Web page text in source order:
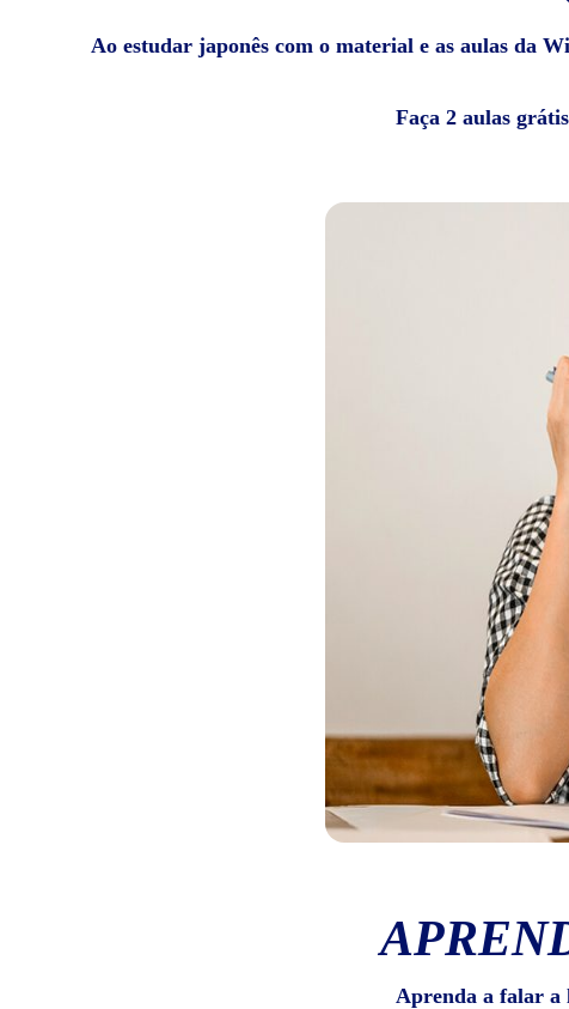
Ao estudar japonês com o material e as aulas da
Faça 2 aulas
Aprenda a falar a